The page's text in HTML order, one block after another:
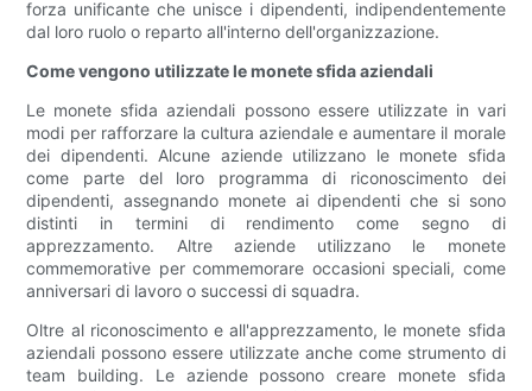
forza unificante che unisce i dipendenti, indipendentemente
dal loro ruolo o reparto all'interno dell'organizzazione.
Come vengono utilizzate le monete sfida aziendali
Le monete sfida aziendali possono essere utilizzate in vari
modi per rafforzare la cultura aziendale e aumentare il morale
dei dipendenti. Alcune aziende utilizzano le monete sfida
come parte del loro programma di riconoscimento dei
dipendenti, assegnando monete ai dipendenti che si sono
distinti in termini di rendimento come segno di
apprezzamento. Altre aziende utilizzano le monete
commemorative per commemorare occasioni speciali, come
anniversari di lavoro o successi di squadra.
Oltre al riconoscimento e all'apprezzamento, le monete sfida
aziendali possono essere utilizzate anche come strumento di
team building. Le aziende possono creare monete sfida